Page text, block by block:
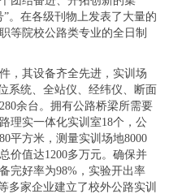
。在各级刊物上发表了大量的
等院校公路类专业的全日制
，其设备齐全先进，实训场
系统、全站仪、经纬仪、断面
余台。拥有公路桥梁所需要
理实一体化实训室18个，公
平方米，测量实训场地8000
价值达1200多万元。确保并
完好率为98%，实验开出率
多家企业建立了校外公路实训